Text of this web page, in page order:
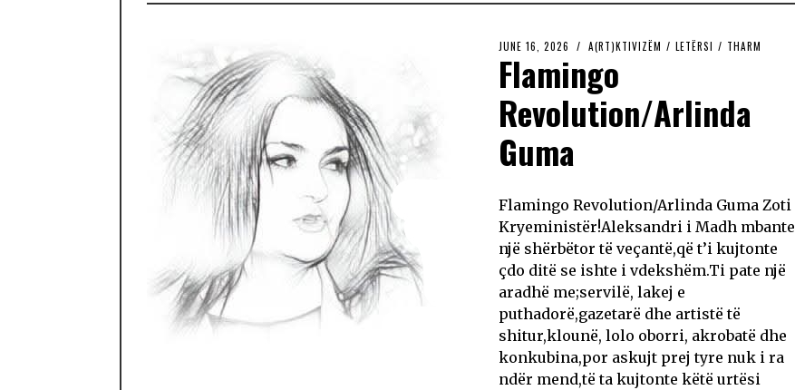
JUNE 16, 2026 A(RT)KTIVIZËM / LETËRSI / THARM
Flamingo
Revolution/Arlinda
Guma
Flamingo Revolution/Arlinda Guma Zoti
Kryeministër!Aleksandri i Madh mbante
një shërbëtor të veçantë,që t’i kujtonte
çdo ditë se ishte i vdekshëm.Ti pate një
aradhë me;servilë, lakej e
puthadorë,gazetarë dhe artistë të
shitur,klounë, lolo oborri, akrobatë dhe
konkubina,por askujt prej tyre nuk i ra
ndër mend,të ta kujtonte këtë urtësi